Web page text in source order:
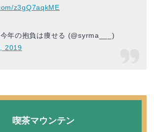
z3gQ7aqkME
年の抱負は痩せる (@syrma___)
2019
喫茶マウンテン